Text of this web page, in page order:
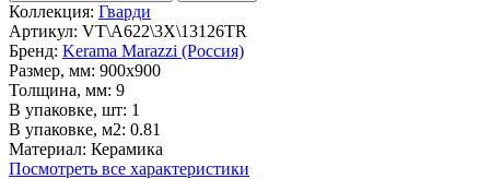
Коллекция: Гварди
Артикул: VT\A622\3X\13126TR
Бренд: Kerama Marazzi (Россия)
Размер, мм: 900x900
Толщина, мм: 9
В упаковке, шт: 1
В упаковке, м2: 0.81
Материал: Керамика
Посмотреть все характеристики